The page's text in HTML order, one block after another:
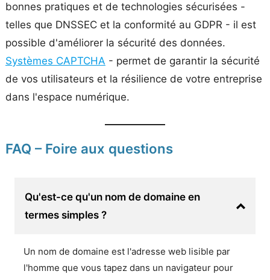
bonnes pratiques et de technologies sécurisées -
telles que DNSSEC et la conformité au GDPR - il est
possible d'améliorer la sécurité des données.
Systèmes CAPTCHA - permet de garantir la sécurité
de vos utilisateurs et la résilience de votre entreprise
dans l'espace numérique.
FAQ – Foire aux questions
Qu'est-ce qu'un nom de domaine en
termes simples ?
Un nom de domaine est l'adresse web lisible par
l'homme que vous tapez dans un navigateur pour